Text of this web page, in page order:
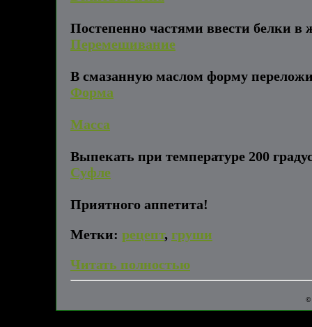
Постепенно частями ввести белки
Перемешивание
В смазанную маслом форму
Форма
Масса
Выпекать при температуре 200
Суфле
Приятного аппетита!
Метки: рецепт, груши
Читать полностью
©